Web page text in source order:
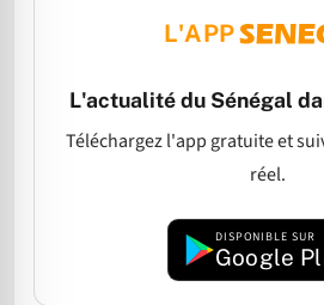
L'APP
L'actualité du Sénégal
Téléchargez l'app gratuite et
réel.
DISPONIBLE SUR
Google